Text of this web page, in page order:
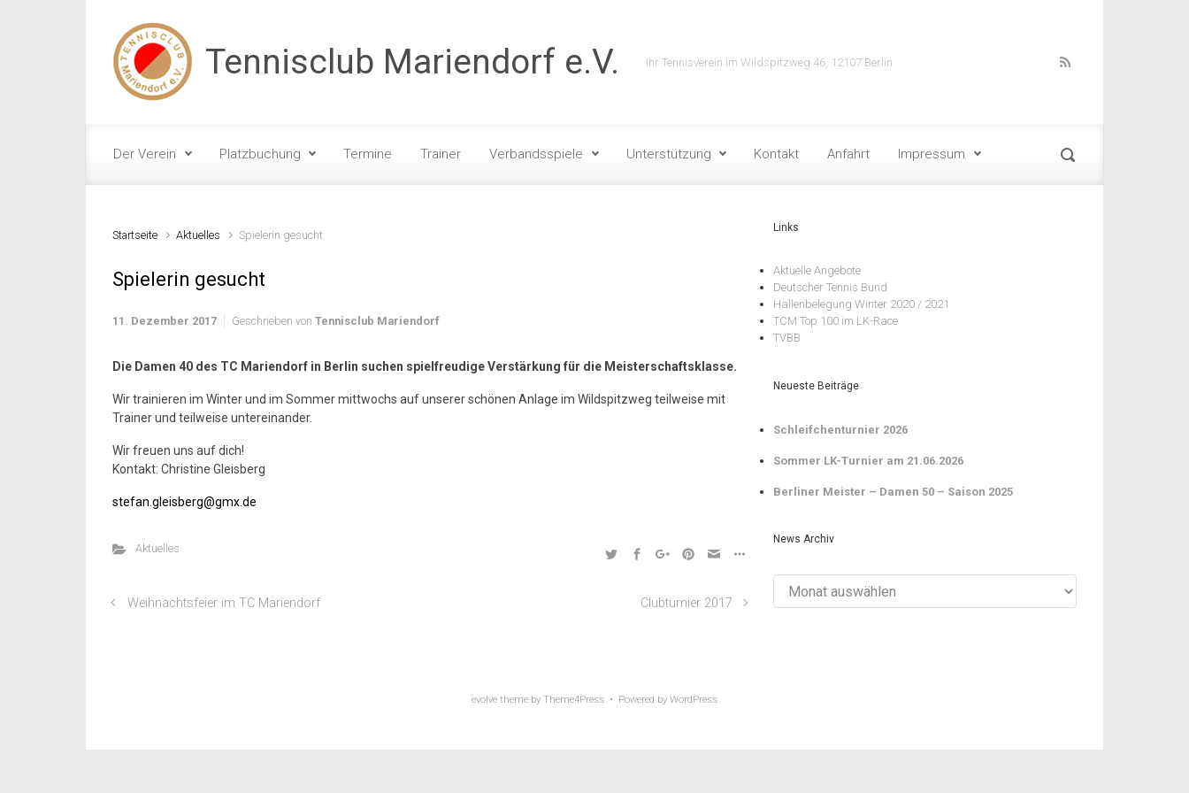
Zum Hauptinhalt springen
Tennisclub Mariendorf e.V. Ihr Tennisverein im Wildspitzweg 46, 12107 Berlin
Der Verein Platzbuchung Termine Trainer Verbandsspiele Unterstützung Kontakt Anfahrt Impressum
Startseite Aktuelles Spielerin gesucht
Spielerin gesucht
11. Dezember 2017 Geschrieben von Tennisclub Mariendorf
Die Damen 40 des TC Mariendorf in Berlin suchen spielfreudige Verstärkung für die Meisterschaftsklasse.
Wir trainieren im Winter und im Sommer mittwochs auf unserer schönen Anlage im Wildspitzweg teilweise mit
Trainer und teilweise untereinander.
Wir freuen uns auf dich!
Kontakt: Christine Gleisberg
stefan.gleisberg@gmx.de
Aktuelles
Weihnachtsfeier im TC Mariendorf Clubturnier 2017
Links
Aktuelle Angebote
Deutscher Tennis Bund
Hallenbelegung Winter 2020 / 2021
TCM Top 100 im LK-Race
TVBB
Neueste Beiträge
Schleifchenturnier 2026
Sommer LK-Turnier am 21.06.2026
Berliner Meister – Damen 50 – Saison 2025
News Archiv
Archiv
evolve theme by Theme4Press • Powered by WordPress